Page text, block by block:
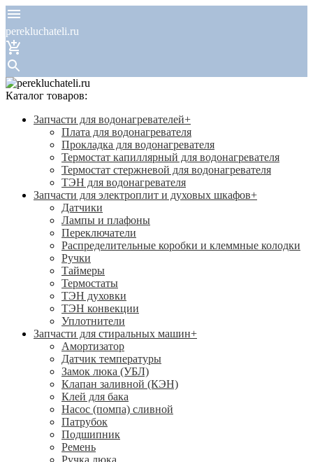
perekluchateli.ru
Каталог товаров:
Запчасти для водонагревателей+
Плата для водонагревателя
Прокладка для водонагревателя
Термостат капиллярный для водонагревателя
Термостат стержневой для водонагревателя
ТЭН для водонагревателя
Запчасти для электроплит и духовых шкафов+
Датчики
Лампы и плафоны
Переключатели
Распределительные коробки и клеммные колодки
Ручки
Таймеры
Термостаты
ТЭН духовки
ТЭН конвекции
Уплотнители
Запчасти для стиральных машин+
Амортизатор
Датчик температуры
Замок люка (УБЛ)
Клапан заливной (КЭН)
Клей для бака
Насос (помпа) сливной
Патрубок
Подшипник
Ремень
Ручка люка